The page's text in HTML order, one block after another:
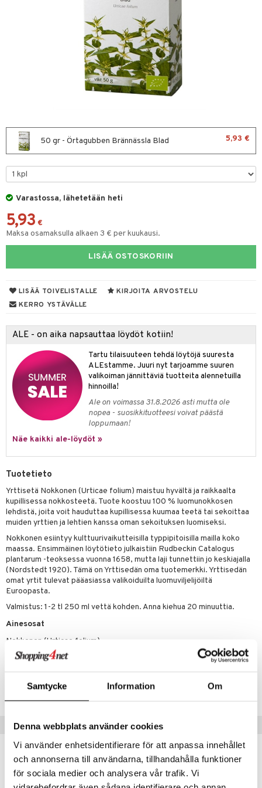
Samtycke Information Om
Denna webbplats använder cookies
Vi använder enhetsidentifierare för att anpassa innehållet
och annonserna till användarna, tillhandahålla funktioner
för sociala medier och analysera vår trafik. Vi
50 gr - Örtagubben Brännässla Blad 5,93 €
Varastossa, lähetetään heti
5,93 €
Maksa osamaksulla alkaen 3 € per kuukausi.
LISÄÄ OSTOSKORIIN
LISÄÄ TOIVELISTALLE
KIRJOITA ARVOSTELU
KERRO YSTÄVÄLLE
ALE - on aika napsauttaa löydöt kotiin!
Tartu tilaisuuteen tehdä löytöjä suuresta
ALEstamme. Juuri nyt tarjoamme suuren
valikoiman jännittäviä tuotteita alennetuilla
hinnoilla!
Ale on voimassa 31.8.2026 asti mutta ole
nopea - suosikkituotteesi voivat päästä
loppumaan!
Näe kaikki ale-löydöt »
Tuotetieto
Yrttisetä Nokkonen (Urticae folium) maistuu hyvältä ja raikkaalta
kupillisessa nokkosteetä. Tuote koostuu 100 % luomunokkosen
lehdistä, joita voit hauduttaa kupillisessa kuumaa teetä tai sekoittaa
muiden yrttien ja lehtien kanssa oman sekoituksen luomiseksi.
Nokkonen esiintyy kulttuurivaikutteisilla typpipitoisilla mailla koko
maassa. Ensimmäinen löytötieto julkaistiin Rudbeckin Catalogus
plantarum -teoksessa vuonna 1658, mutta laji tunnettiin jo keskiajalla
(Nordstedt 1920). Tämä on Yrttisedän oma tuotemerkki. Yrttisedän
omat yrtit tulevat pääasiassa valikoiduilta luomuviljelijöiltä
Euroopasta.
Valmistus: 1-2 tl 250 ml vettä kohden. Anna kiehua 20 minuuttia.
Ainesosat
Nokkonen (Urticae folium)
HPGM3-8O-50
Suositut tuotteet
kampanja -25%
& kynnet
tuotteet
hoito
jalat
hoito
hoito
tarvikkeet
hoito
öljyt
suihku & saippuat
kuorinta
& imetys
& PMS
lihakset
käytettävät
intoleranssi
rasvahapot
& vastauksia